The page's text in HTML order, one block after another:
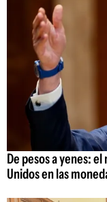
De pesos a yenes:
Unidos en las